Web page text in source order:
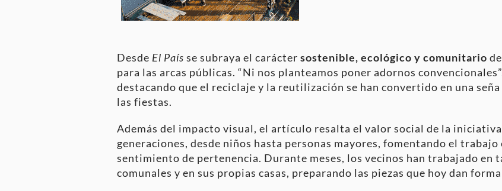
Desde El País se subraya el carácter sostenible, ecológico y comunitario
para las arcas públicas. “Ni nos planteamos poner adornos
destacando que el reciclaje y la reutilización se han convertido en una
las fiestas.
Además del impacto visual, el artículo resalta el valor social de la
generaciones, desde niños hasta personas mayores, fomentando el
sentimiento de pertenencia. Durante meses, los vecinos han trabajado en
comunales y en sus propias casas, preparando las piezas que hoy dan